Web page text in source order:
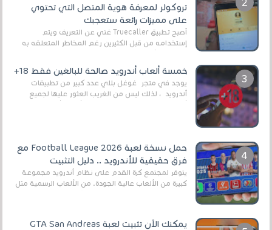
تروكولر لمعرفة هوية المتصل التي تحتوي
على مميزات رائعة ستعجبك
أصبح تطبيق Truecaller غني عن التعريف ويتم
إستخدامه من قبل الكثيرين رغم المخاطر المتعلقه به
خمسة ألعاب أندرويد صالحة للبالغين فقط 18+
يوجد في متجر غوغل بلاي عدد كبير من تطبيقات
أندرويد ، لذلك ليس من الغريب العثور عليها لجميع
حمل نسخة لعبة Football League 2026 مع
فرق حقيقية للأندرويد .. دليل التثبيت
يتوفر لمجتمع كرة القدم على نظام أندرويد مجموعة
كبيرة من الألعاب عالية الجودة. من الألعاب الرسمية مثل
يمكنك الآن تثبيت لعبة GTA San Andreas